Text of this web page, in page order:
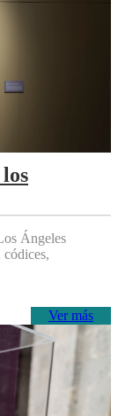
Ángeles
Ver más